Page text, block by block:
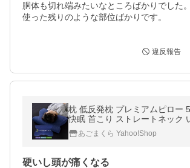
胴体も切れ端みたいなところばかりでした
使った残りのような部位ばかりです。
違反報告
枕 低反発枕 プレミアムピロー
快眠 首こり ストレートネック
レミアムピロー 5通り 5way 仰
横向き まくら
あごまくら Yahoo!Shop
硬いし頭が痛くなる